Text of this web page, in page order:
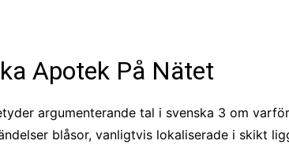
Apotek På Nätet
argumenterande tal i svenska 3 om
blåsor, vanligtvis lokaliserade i skikt